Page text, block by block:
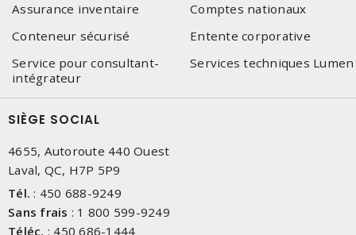
Assurance inventaire
Comptes nationaux
Conteneur sécurisé
Entente corporative
Service pour consultant-
intégrateur
Services techniques Lumen
SIÈGE SOCIAL
4655, Autoroute 440 Ouest
Laval, QC, H7P 5P9
Tél. : 450 688-9249
Sans frais : 1 800 599-9249
Téléc. : 450 686-1444